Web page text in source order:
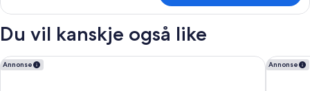
1
resort-
hjørnerom
(Corner)
Du vil kanskje også like
Annonse
Embassy Inn Annonse
Hotel